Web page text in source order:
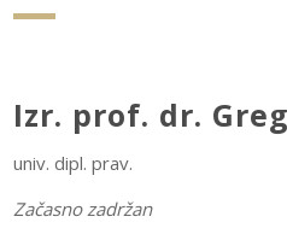
Izr. prof. dr.
univ. dipl. prav.
Začasno zadržan